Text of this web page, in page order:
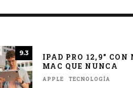
9.3
IPAD PRO 12,9″ CON
MAC QUE NUNCA
APPLE TECNOLOGÍA